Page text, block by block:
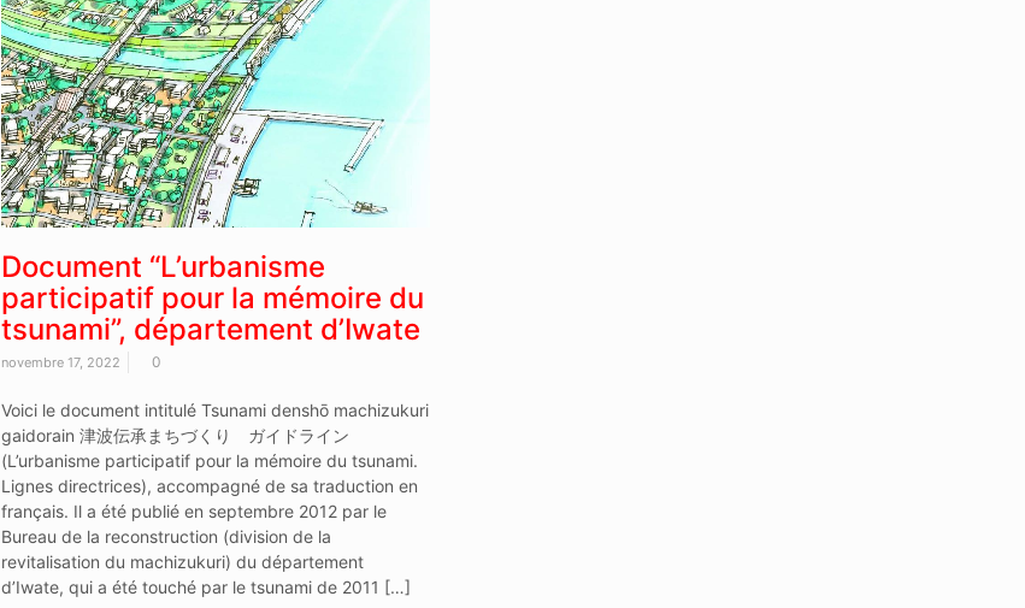
Document “L’urbanisme
participatif pour la mémoire du
tsunami”, département d’Iwate
novembre 17, 2022 0
Voici le document intitulé Tsunami denshō machizukuri
gaidorain 津波伝承まちづくり ガイドライン
(L’urbanisme participatif pour la mémoire du tsunami.
Lignes directrices), accompagné de sa traduction en
français. Il a été publié en septembre 2012 par le
Bureau de la reconstruction (division de la
revitalisation du machizukuri) du département
d’Iwate, qui a été touché par le tsunami de 2011 […]